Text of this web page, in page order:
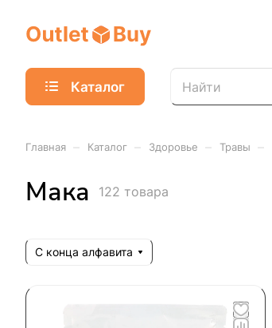
Каталог
Главная Каталог Здоровье Травы
Мака 122 товара
С конца алфавита